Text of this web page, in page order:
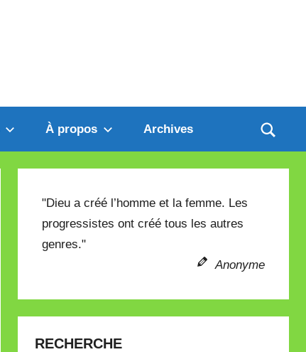
À propos Archives
"Dieu a créé l’homme et la femme. Les
progressistes ont créé tous les autres
genres."
Anonyme
RECHERCHE